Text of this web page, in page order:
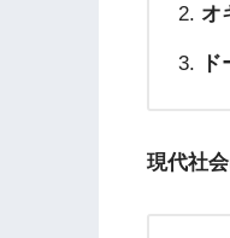
オ
現代社